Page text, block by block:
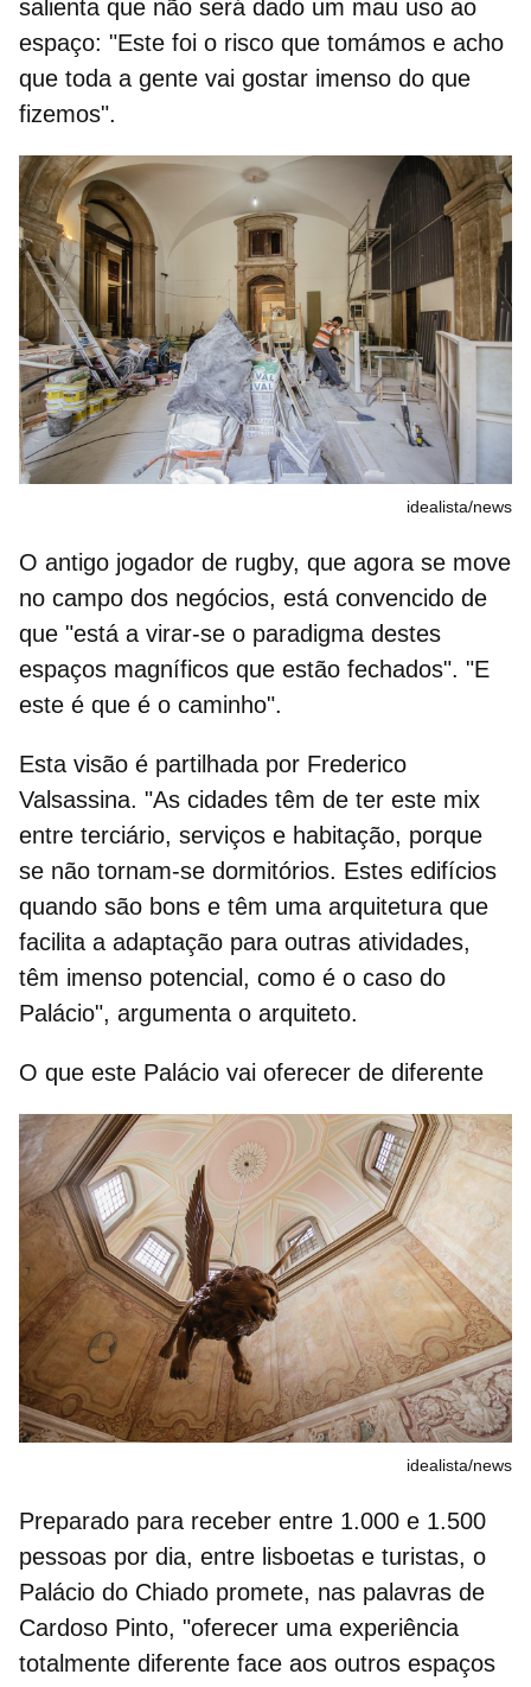
salienta que não será dado um mau uso ao
espaço: "Este foi o risco que tomámos e acho
que toda a gente vai gostar imenso do que
fizemos".
idealista/news
O antigo jogador de rugby, que agora se move
no campo dos negócios, está convencido de
que "está a virar-se o paradigma destes
espaços magníficos que estão fechados". "E
este é que é o caminho".
Esta visão é partilhada por Frederico
Valsassina. "As cidades têm de ter este mix
entre terciário, serviços e habitação, porque
se não tornam-se dormitórios. Estes edifícios
quando são bons e têm uma arquitetura que
facilita a adaptação para outras atividades,
têm imenso potencial, como é o caso do
Palácio", argumenta o arquiteto.
O que este Palácio vai oferecer de diferente
idealista/news
Preparado para receber entre 1.000 e 1.500
pessoas por dia, entre lisboetas e turistas, o
Palácio do Chiado promete, nas palavras de
Cardoso Pinto, "oferecer uma experiência
totalmente diferente face aos outros espaços